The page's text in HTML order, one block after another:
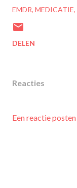
EMDR MEDICATIE
DELEN
Reacties
Een reactie posten